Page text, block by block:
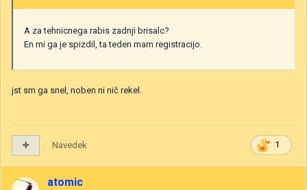
A za tehnicnega rabis zadnji brisalc?
En mi ga je spizdil, ta teden mam registracijo.
jst sm ga snel, noben ni nič rekel.
1
Navedek
atomic